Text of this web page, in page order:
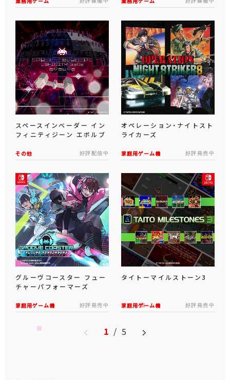
スペースインベーダー イン
フィニティジーン エボルブ
その他 好評配信中
オペレーション・ナイトスト
ライカーズ
家庭用ゲーム機 好評発売中
グルーヴコースター フュー
チャーパフォーマーズ
家庭用ゲーム機 好評発売中
タイトーマイルストーン3
家庭用ゲーム機 好評発売中
1 / 5
東方スペルバブル バブルボブル テトテコネクト スペー